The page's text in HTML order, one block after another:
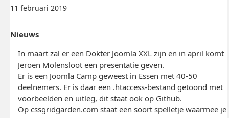
11 februari 2019
Nieuws
In maart zal er een Dokter Joomla XXL zijn en in april komt
Jeroen Molensloot een presentatie geven.
Er is een Joomla Camp geweest in Essen met 40-50
deelnemers. Er is daar een .htaccess-bestand getoond met
voorbeelden en uitleg, dit staat ook op Github.
Op cssgridgarden.com staat een soort spelletje waarmee je